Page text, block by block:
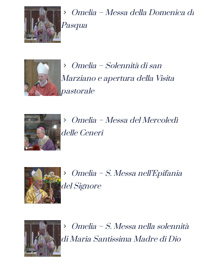
Omelia – Messa della Domenica di
Pasqua
Omelia – Solennità di san
Marziano e apertura della Visita
pastorale
Omelia – Messa del Mercoledì
delle Ceneri
Omelia – S. Messa nell’Epifania
del Signore
Omelia – S. Messa nella solennità
di Maria Santissima Madre di Dio